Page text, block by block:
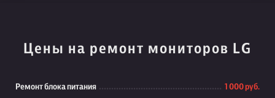
Цены на ремонт мониторов LG
Ремонт блока питания 1 000 руб.